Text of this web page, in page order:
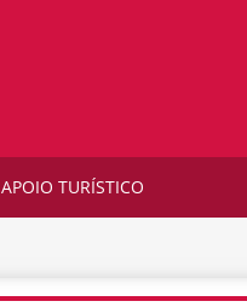
APOIO TURÍSTICO